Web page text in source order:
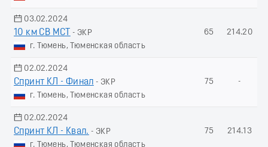
03.02.2024
10 км СВ МСТ
- ЭКР
г. Тюмень, Тюменская область
65 214.20
02.02.2024
Спринт КЛ - Финал - ЭКР
г. Тюмень, Тюменская область
75 -
02.02.2024
Спринт КЛ - Квал. - ЭКР
г. Тюмень, Тюменская область
75 214.13